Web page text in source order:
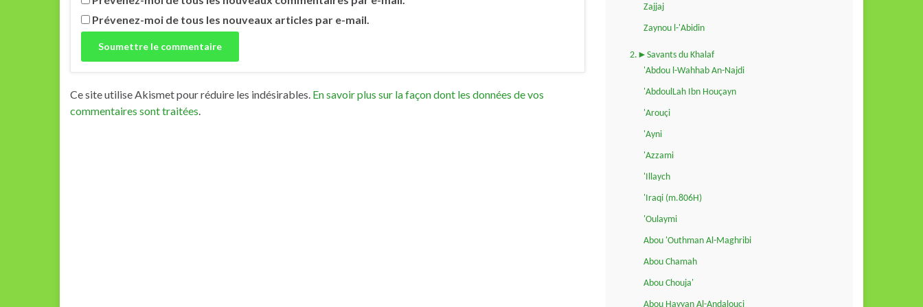
Prévenez-moi de tous les nouveaux articles par e-mail.
Ce site utilise Akismet pour réduire les indésirables. En savoir plus sur la façon dont les données de vos
commentaires sont traitées.
Zajjaj
Zaynou l-'Abidin
2.►Savants du Khalaf
'Abdou l-Wahhab An-Najdi
'AbdoulLah Ibn Houçayn
'Arouçi
'Ayni
'Azzami
'Illaych
'Iraqi (m.806H)
'Oulaymi
Abou 'Outhman Al-Maghribi
Abou Chamah
Abou Chouja'
Abou Hayyan Al-Andalouçi